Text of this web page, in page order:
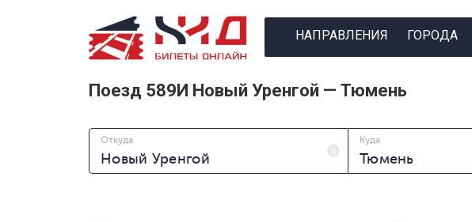
НАПРАВЛЕНИЯ ГОРОДА
Поезд 589И Новый Уренгой — Тюмень
Откуда Куда